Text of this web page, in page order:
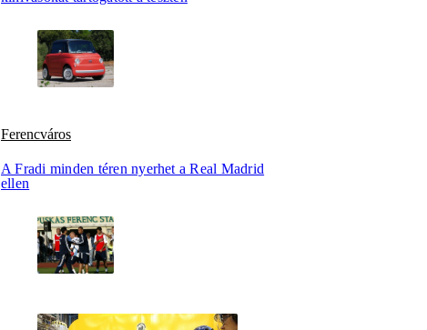
Ferencváros
A Fradi minden téren nyerhet a Real Madrid
ellen